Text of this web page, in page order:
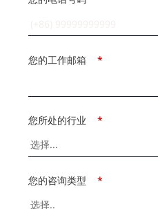
*
您的工作邮箱
*
您所处的行业
*
您的咨询类型